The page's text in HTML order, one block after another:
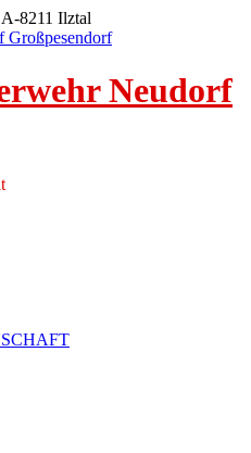
8211 Ilztal
Neudorf